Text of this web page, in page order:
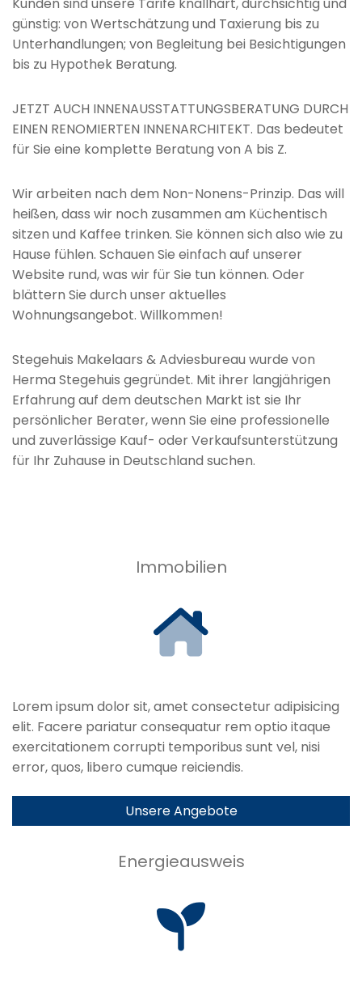
günstig: von Wertschätzung und Taxierung bis zu
Unterhandlungen; von Begleitung bei Besichtigungen
bis zu Hypothek Beratung.
JETZT AUCH INNENAUSSTATTUNGSBERATUNG DURCH
EINEN RENOMIERTEN INNENARCHITEKT. Das bedeutet
für Sie eine komplette Beratung von A bis Z.
Wir arbeiten nach dem Non-Nonens-Prinzip. Das will
heißen, dass wir noch zusammen am Küchentisch
sitzen und Kaffee trinken. Sie können sich also wie zu
Hause fühlen. Schauen Sie einfach auf unserer
Website rund, was wir für Sie tun können. Oder
blättern Sie durch unser aktuelles
Wohnungsangebot. Willkommen!
Stegehuis Makelaars & Adviesbureau wurde von
Herma Stegehuis gegründet. Mit ihrer langjährigen
Erfahrung auf dem deutschen Markt ist sie Ihr
persönlicher Berater, wenn Sie eine professionelle
und zuverlässige Kauf- oder Verkaufsunterstützung
für Ihr Zuhause in Deutschland suchen.
Immobilien
Lorem ipsum dolor sit, amet consectetur adipisicing
elit. Facere pariatur consequatur rem optio itaque
exercitationem corrupti temporibus sunt vel, nisi
error, quos, libero cumque reiciendis.
Unsere Angebote
Energieausweis